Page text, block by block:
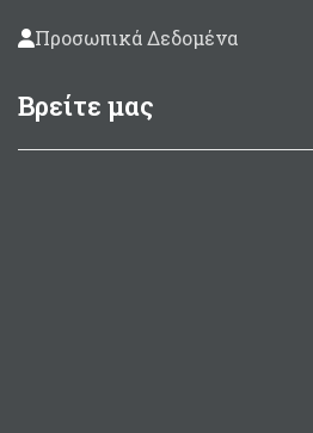
Προσωπικά Δεδομένα
Βρείτε μας